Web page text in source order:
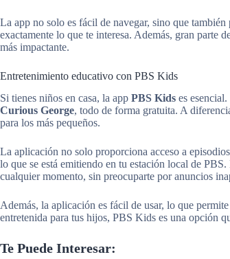
La app no solo es fácil de navegar, sino que
exactamente lo que te interesa. Además, gran parte
más impactante.
Entretenimiento educativo con PBS Kids
Si tienes niños en casa, la app PBS Kids es
Curious George, todo de forma gratuita. A
para los más pequeños.
La aplicación no solo proporciona acceso a
lo que se está emitiendo en tu estación local de
cualquier momento, sin preocuparte por anuncios
Además, la aplicación es fácil de usar, lo que
entretenida para tus hijos, PBS Kids es una opción
Te Puede Interesar: